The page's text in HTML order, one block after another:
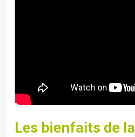
Les bienfaits de la